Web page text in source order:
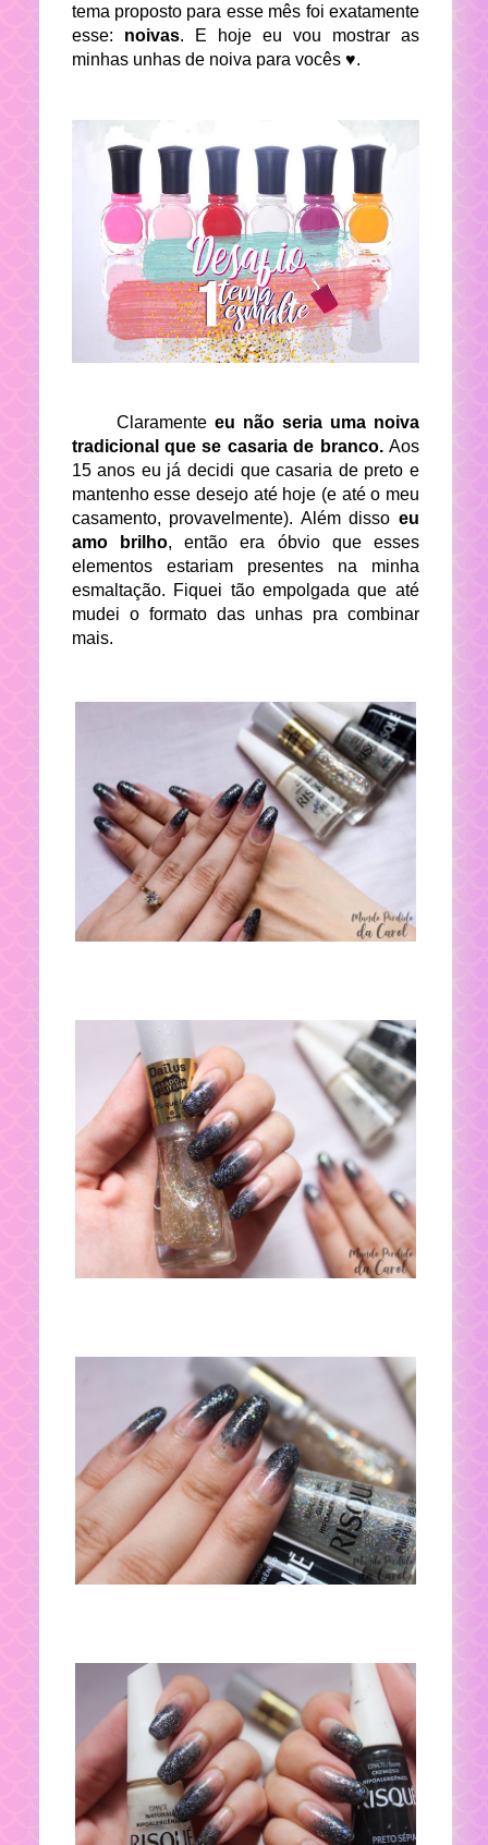
tema proposto para esse mês foi exatamente
esse: noivas. E hoje eu vou mostrar as
minhas unhas de noiva para vocês ♥.
Claramente eu não seria uma noiva
tradicional que se casaria de branco.Aos
15 anos eu já decidi que casaria de preto e
mantenho esse desejo até hoje (e até o meu
casamento, provavelmente). Além disso eu
amo brilho, então era óbvio que esses
elementos estariam presentes na minha
esmaltação. Fiquei tão empolgada que até
mudei o formato das unhas pra combinar
mais.